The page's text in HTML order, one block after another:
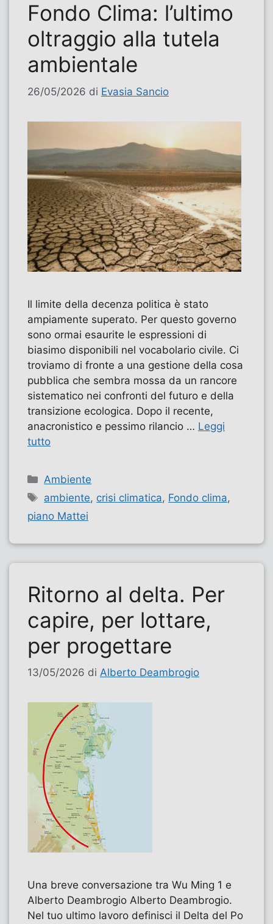
Fondo Clima: l’ultimo
oltraggio alla tutela
ambientale
26/05/2026 di Evasia Sancio
Il limite della decenza politica è stato
ampiamente superato. Per questo governo
sono ormai esaurite le espressioni di
biasimo disponibili nel vocabolario civile. Ci
troviamo di fronte a una gestione della cosa
pubblica che sembra mossa da un rancore
sistematico nei confronti del futuro e della
transizione ecologica. Dopo il recente,
anacronistico e pessimo rilancio … Leggi
tutto
Categorie
Ambiente
Tag
ambiente, crisi climatica, Fondo clima,
piano Mattei
Ritorno al delta. Per
capire, per lottare,
per progettare
13/05/2026 di Alberto Deambrogio
Una breve conversazione tra Wu Ming 1 e
Alberto Deambrogio Alberto Deambrogio.
Nel tuo ultimo lavoro definisci il Delta del Po